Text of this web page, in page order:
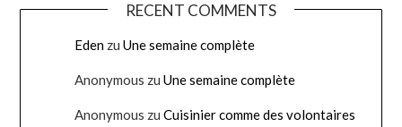
RECENT COMMENTS
Eden zuUne semaine complète
Anonymous zuUne semaine complète
Anonymous zuCuisinier comme des volontaires